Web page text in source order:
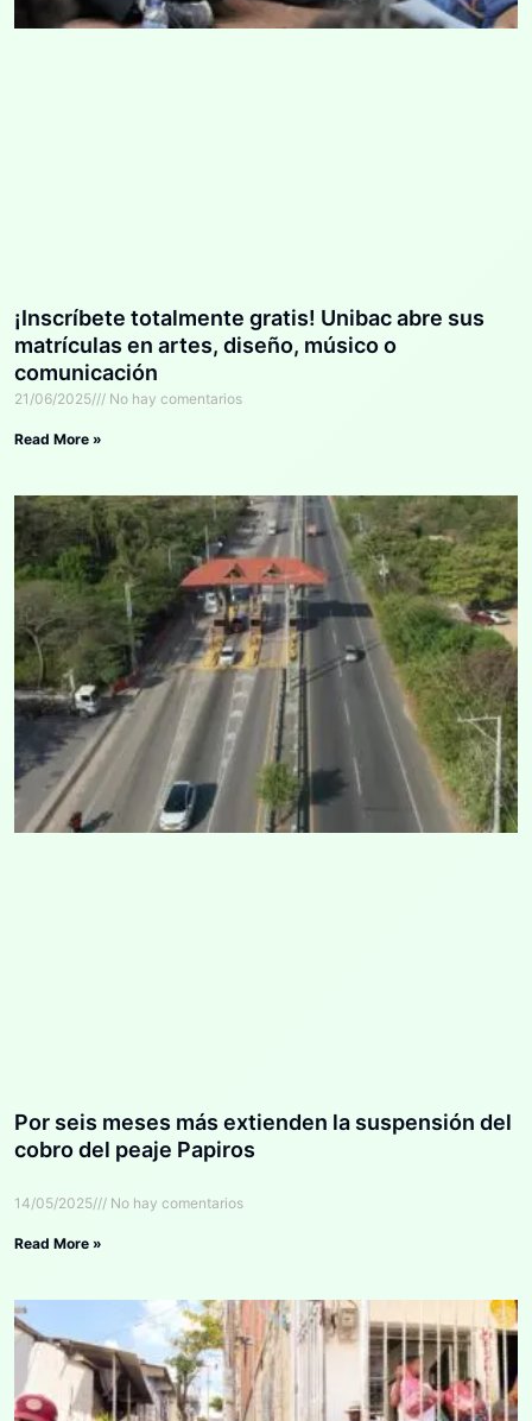
¡Inscríbete totalmente gratis! Unibac abre sus
matrículas en artes, diseño, músico o
comunicación
21/06/2025 No hay comentarios
Read More »
Por seis meses más extienden la suspensión del
cobro del peaje Papiros
14/05/2025 No hay comentarios
Read More »